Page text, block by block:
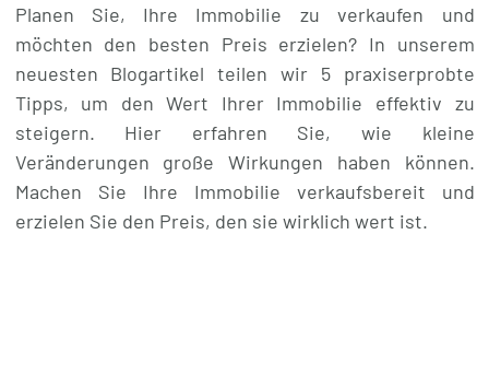
Planen Sie, Ihre Immobilie zu verkaufen und
möchten den besten Preis erzielen? In unserem
neuesten Blogartikel teilen wir 5 praxiserprobte
Tipps, um den Wert Ihrer Immobilie effektiv zu
steigern. Hier erfahren Sie, wie kleine
Veränderungen große Wirkungen haben können.
Machen Sie Ihre Immobilie verkaufsbereit und
erzielen Sie den Preis, den sie wirklich wert ist.